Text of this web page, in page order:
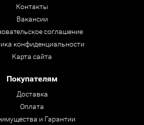
Контакты
Вакансии
соглашение
конфиденциальности
Карта сайта
Покупателям
Доставка
Оплата
и Гарантии